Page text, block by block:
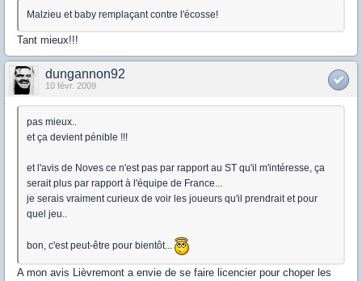
Malzieu et baby remplaçant contre l'écosse!
Tant mieux!!!
dungannon92
10 févr. 2009
pas mieux..
et ça devient pénible !!!
et l'avis de Noves ce n'est pas par rapport au ST qu'il m'intéresse, ça
serait plus par rapport à l'équipe de France...
je serais vraiment curieux de voir les joueurs qu'il prendrait et pour
quel jeu..
bon, c'est peut-être pour bientôt...
A mon avis Lièvremont a envie de se faire licencier pour choper les